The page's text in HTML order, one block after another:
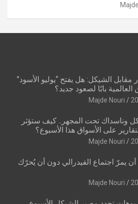
مقابل الشيكل: هل يفتح “يوليو الأسود”
بابًا لصعود جديد؟
Majde Nouri
وناسداك تحت المجهر.. كيف ستؤثر
على الأسواق هذا الأسبوع؟
Majde Nouri
يمرّ اجتماع الفيدرالي دون أن يُحرّك
Majde Nouri